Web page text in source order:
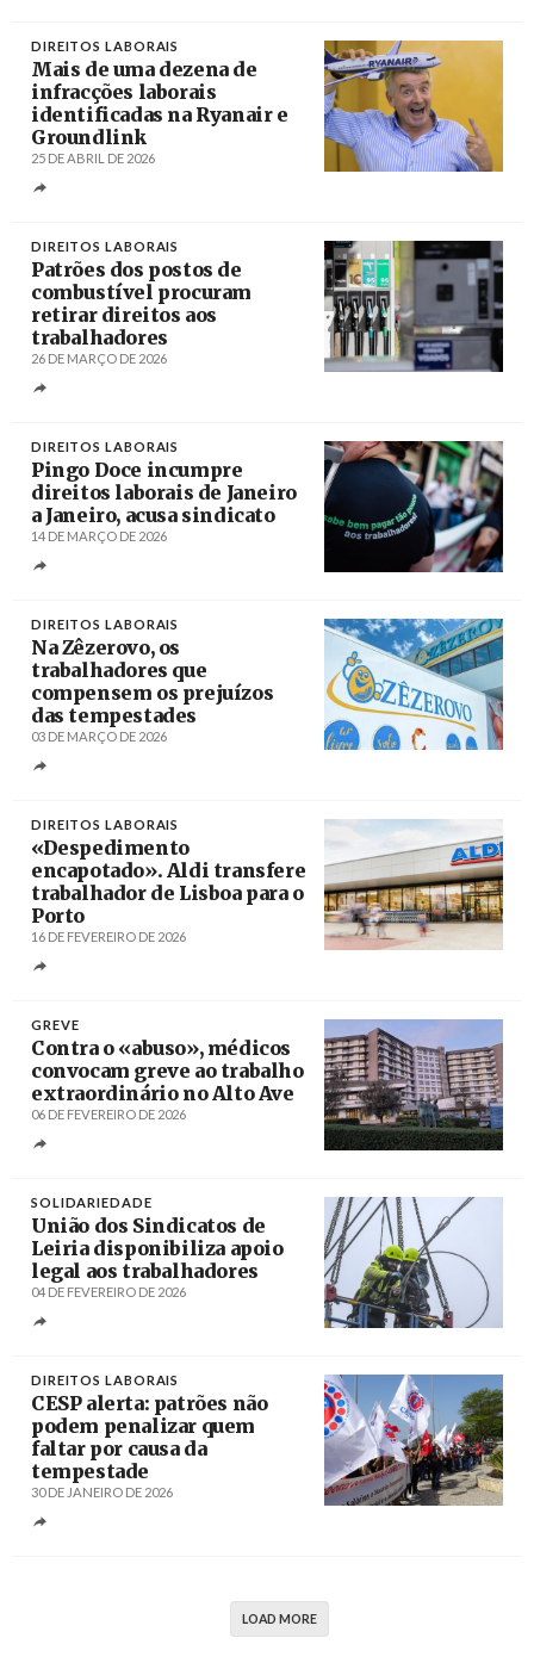
DIREITOS LABORAIS
Mais de uma dezena de
infracções laborais
identificadas na Ryanair e
Groundlink
25 DE ABRIL DE 2026
DIREITOS LABORAIS
Patrões dos postos de
combustível procuram
retirar direitos aos
trabalhadores
26 DE MARÇO DE 2026
DIREITOS LABORAIS
Pingo Doce incumpre
direitos laborais de Janeiro
a Janeiro, acusa sindicato
14 DE MARÇO DE 2026
DIREITOS LABORAIS
Na Zêzerovo, os
trabalhadores que
compensem os prejuízos
das tempestades
03 DE MARÇO DE 2026
DIREITOS LABORAIS
«Despedimento
encapotado». Aldi transfere
trabalhador de Lisboa para o
Porto
16 DE FEVEREIRO DE 2026
GREVE
Contra o «abuso», médicos
convocam greve ao trabalho
extraordinário no Alto Ave
06 DE FEVEREIRO DE 2026
SOLIDARIEDADE
União dos Sindicatos de
Leiria disponibiliza apoio
legal aos trabalhadores
04 DE FEVEREIRO DE 2026
DIREITOS LABORAIS
CESP alerta: patrões não
podem penalizar quem
faltar por causa da
tempestade
30 DE JANEIRO DE 2026
LOAD MORE